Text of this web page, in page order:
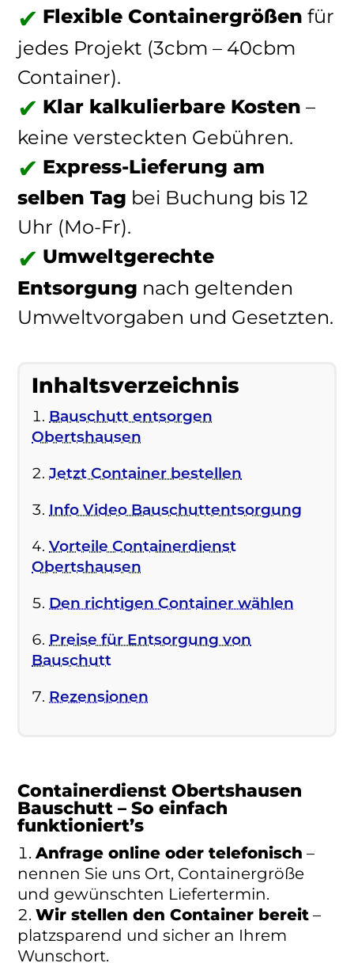
Flexible Containergrößen für
jedes Projekt (3cbm – 40cbm
Container).
Klar kalkulierbare Kosten –
keine versteckten Gebühren.
Express-Lieferung am
selben Tag bei Buchung bis 12
Uhr (Mo-Fr).
Umweltgerechte
Entsorgung nach geltenden
Umweltvorgaben und Gesetzten.
Inhaltsverzeichnis
Bauschutt entsorgen
Obertshausen
Jetzt Container bestellen
Info Video Bauschuttentsorgung
Vorteile Containerdienst
Obertshausen
Den richtigen Container wählen
Preise für Entsorgung von
Bauschutt
Rezensionen
Containerdienst Obertshausen
Bauschutt – So einfach
funktioniert’s
Anfrage online oder telefonisch –
nennen Sie uns Ort, Containergröße
und gewünschten Liefertermin.
Wir stellen den Container bereit –
platzsparend und sicher an Ihrem
Wunschort.